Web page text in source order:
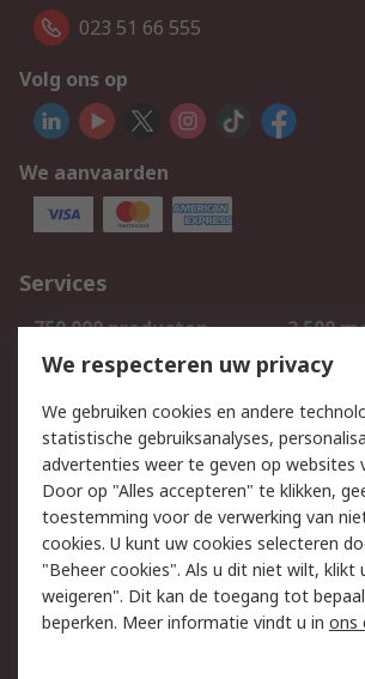
023 51 66 555
Volg ons op
We aanvaarden
Services
750.000 producten
2.500
Bestellen
Track & Trace
Wettelijk
Cookiebeleid
Email
Privacybeleid
Algemene
verkoopvoorwaarden
We respecteren uw privacy
We gebruiken cookies en andere
statistische gebruiksanalyses,
advertenties weer te geven op websites
Door op "Alles accepteren" te klikken,
toestemming voor de verwerking van
cookies. U kunt uw cookies selecteren
"Beheer cookies". Als u dit niet wilt, klikt
weigeren". Dit kan de toegang tot
beperken. Meer informatie vindt u in ons